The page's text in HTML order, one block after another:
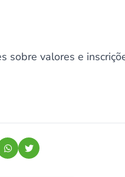
sobre valores e